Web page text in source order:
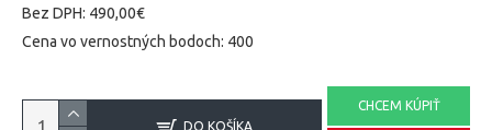
Bez DPH: 490,00€
Cena vo vernostných bodoch: 400
DO KOŠÍKA
CHCEM KÚPIŤ